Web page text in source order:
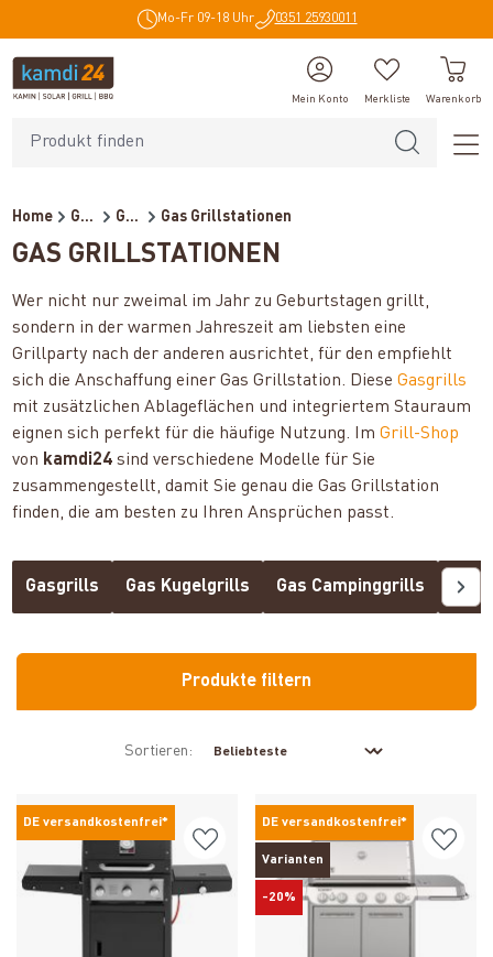
Mo-Fr 09-18 Uhr 0351 25930011
Mein Konto Merkliste Warenkorb
Home Grills Gasgrills Gas Grillstationen
GAS GRILLSTATIONEN
Wer nicht nur zweimal im Jahr zu Geburtstagen grillt,
sondern in der warmen Jahreszeit am liebsten eine
Grillparty nach der anderen ausrichtet, für den empfiehlt
sich die Anschaffung einer Gas Grillstation. DieseGasgrills
mit zusätzlichen Ablageflächen und integriertem Stauraum
eignen sich perfekt für die häufige Nutzung. ImGrill-Shop
von kamdi24sind verschiedene Modelle für Sie
zusammengestellt, damit Sie genau die Gas Grillstation
finden, die am besten zu Ihren Ansprüchen passt.
Gasgrills Gas Kugelgrills Gas Campinggrills
Produkte filtern
Sortieren:
DE versandkostenfrei* DE versandkostenfrei*
Varianten
-20%